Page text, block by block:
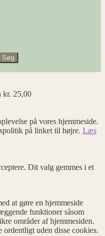
Søg
kr. 25,00
på vores hjemmeside.
på linket til højre. Læs
Dit valg gemmes i et
at gøre en hjemmeside
funktioner såsom
områder af hjemmesiden.
uden disse cookies.